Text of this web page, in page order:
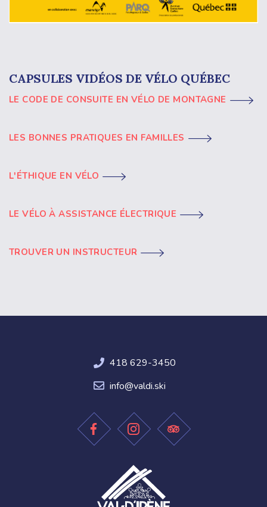
CAPSULES VIDÉOS DE VÉLO QUÉBEC
LE CODE DE CONSUITE EN VÉLO DE MONTAGNE
LES BONNES PRATIQUES EN FAMILLES
L'ÉTHIQUE EN VÉLO
LE VÉLO À ASSISTANCE ÉLECTRIQUE
TROUVER UN INSTRUCTEUR
418 629-3450
info@valdi.ski